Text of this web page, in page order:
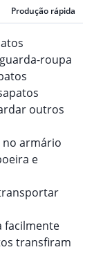
Produção rápida
roupa
outros
no armário
e
facilmente
transfiram